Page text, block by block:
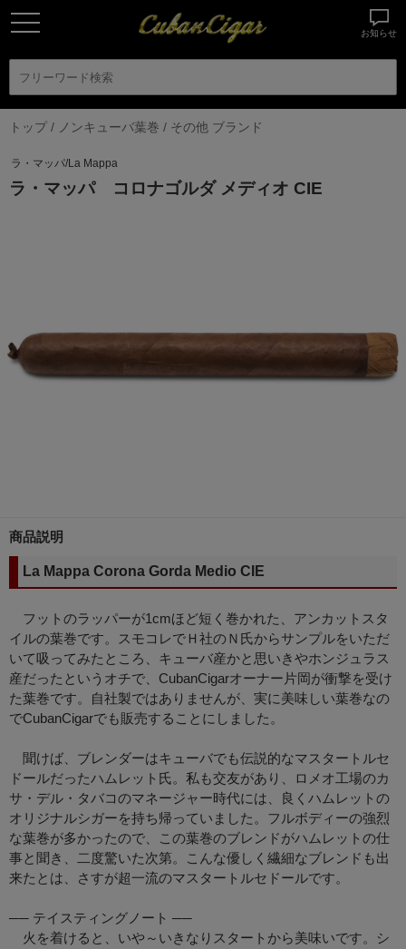
お知らせ
トップ/ ノンキューバ葉巻 / その他 ブランド
ラ・マッパ/La Mappa
ラ・マッパ コロナゴルダ メディオ CIE
商品説明
La Mappa Corona Gorda Medio CIE
フットのラッパーが1cmほど短く巻かれた、アンカットスタ
イルの葉巻です。スモコレでＨ社のＮ氏からサンプルをいただ
いて吸ってみたところ、キューバ産かと思いきやホンジュラス
産だったというオチで、CubanCigarオーナー片岡が衝撃を受け
た葉巻です。自社製ではありませんが、実に美味しい葉巻なの
でCubanCigarでも販売することにしました。
聞けば、ブレンダーはキューバでも伝説的なマスタートルセ
ドールだったハムレット氏。私も交友があり、ロメオ工場のカ
サ・デル・タバコのマネージャー時代には、良くハムレットの
オリジナルシガーを持ち帰っていました。フルボディーの強烈
な葉巻が多かったので、この葉巻のブレンドがハムレットの仕
事と聞き、二度驚いた次第。こんな優しく繊細なブレンドも出
来たとは、さすが超一流のマスタートルセドールです。
── テイスティングノート ──
火を着けると、いや～いきなりスタートから美味いです。シ